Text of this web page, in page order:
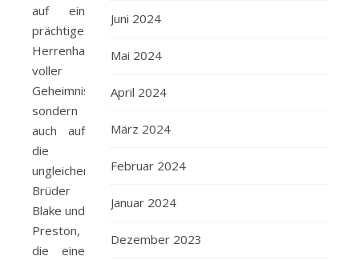
auf ein
prächtiges
Herrenhaus
voller
Geheimnisse,
sondern
auch auf
die
ungleichen
Brüder
Blake und
Preston,
die eine
Juni 2024
Mai 2024
April 2024
März 2024
Februar 2024
Januar 2024
Dezember 2023